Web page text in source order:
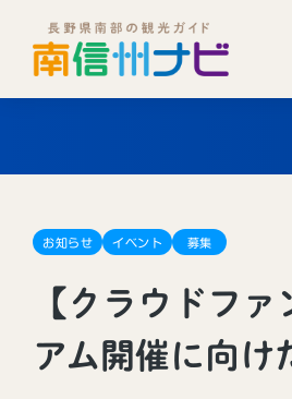
お知らせ イベント 募集
【クラウドフ
アム開催に向け